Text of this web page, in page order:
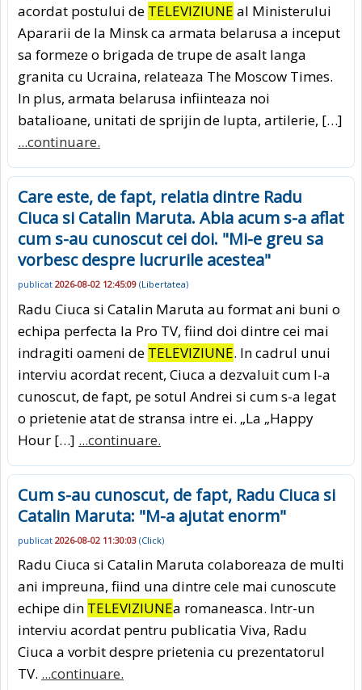
acordat postului de TELEVIZIUNE al Ministerului
Apararii de la Minsk ca armata belarusa a inceput
sa formeze o brigada de trupe de asalt langa
granita cu Ucraina, relateaza The Moscow Times.
In plus, armata belarusa infiinteaza noi
batalioane, unitati de sprijin de lupta, artilerie, […]
...continuare.
Care este, de fapt, relatia dintre Radu
Ciuca si Catalin Maruta. Abia acum s-a aflat
cum s-au cunoscut cei doi. "Mi-e greu sa
vorbesc despre lucrurile acestea"
publicat 2026-08-02 12:45:09 (Libertatea)
Radu Ciuca si Catalin Maruta au format ani buni o
echipa perfecta la Pro TV, fiind doi dintre cei mai
indragiti oameni de TELEVIZIUNE. In cadrul unui
interviu acordat recent, Ciuca a dezvaluit cum l-a
cunoscut, de fapt, pe sotul Andrei si cum s-a legat
o prietenie atat de stransa intre ei. „La „Happy
Hour […] ...continuare.
Cum s-au cunoscut, de fapt, Radu Ciuca si
Catalin Maruta: "M-a ajutat enorm"
publicat 2026-08-02 11:30:03 (Click)
Radu Ciuca si Catalin Maruta colaboreaza de multi
ani impreuna, fiind una dintre cele mai cunoscute
echipe din TELEVIZIUNEa romaneasca. Intr-un
interviu acordat pentru publicatia Viva, Radu
Ciuca a vorbit despre prietenia cu prezentatorul
TV. ...continuare.